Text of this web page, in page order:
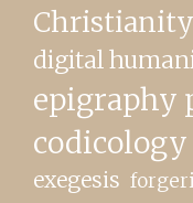
Christianity
digital
epigraphy
codicology
exegesis